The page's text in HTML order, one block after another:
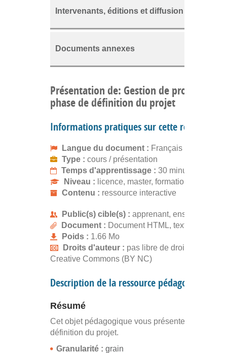
Intervenants, éditions et diffusion
Documents annexes
Présentation de: Gestion de projet : La
phase de définition du projet
Informations pratiques sur cette ressource
Langue du document : Français
Type : cours / présentation
Temps d'apprentissage : 30 minutes
Niveau : licence, master, formation continue
Contenu : ressource interactive
Public(s) cible(s) : apprenant, enseignant
Document : Document HTML, text/html
Poids : 1.66 Mo
Droits d'auteur : pas libre de droits, gratuit
Creative Commons (BY NC)
Description de la ressource pédagogique
Résumé
Cet objet pédagogique vous présente la phase
définition du projet.
Granularité : grain